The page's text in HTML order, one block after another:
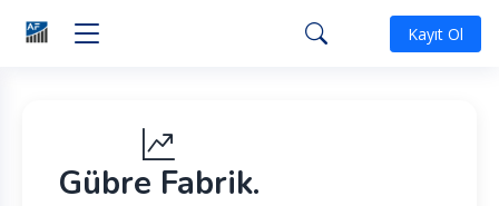
Kayıt Ol
Gübre Fabrik.